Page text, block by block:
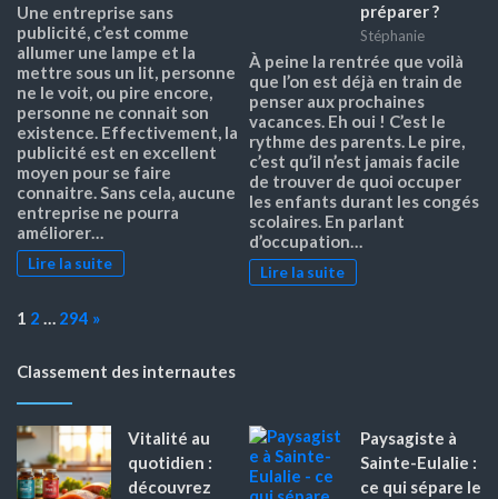
Une entreprise sans
publicité, c’est comme
allumer une lampe et la
mettre sous un lit, personne
ne le voit, ou pire encore,
personne ne connait son
existence. Effectivement, la
publicité est en excellent
moyen pour se faire
connaitre. Sans cela, aucune
entreprise ne pourra
améliorer…
Lire la suite
préparer ?
Stéphanie
À peine la rentrée que voilà
que l’on est déjà en train de
penser aux prochaines
vacances. Eh oui ! C’est le
rythme des parents. Le pire,
c’est qu’il n’est jamais facile
de trouver de quoi occuper
les enfants durant les congés
scolaires. En parlant
d’occupation…
Lire la suite
Page:
1 2 … 294 Next
»
Classement des internautes
Vitalité au
quotidien :
découvrez
Paysagiste à
Sainte-Eulalie :
ce qui sépare le